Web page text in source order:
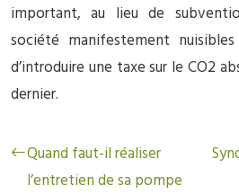
important, au lieu de
société manifestement
d’introduire une taxe sur le CO2
dernier.
Quand faut-il réaliser
l’entretien de sa pompe